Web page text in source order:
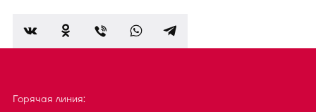
Горячая линия: